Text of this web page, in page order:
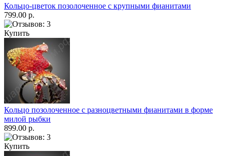
Кольцо-цветок позолоченное с крупными фианитами
799.00 р.
Купить
Кольцо позолоченное с разноцветными фианитами в форме
милой рыбки
899.00 р.
Купить